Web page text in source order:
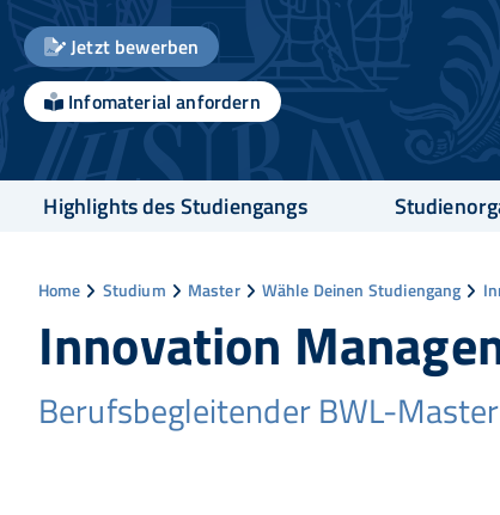
Jetzt bewerben
Infomaterial anfordern
Highlights des Studiengangs
Home Studium Master Wähle Deinen Studiengang
Innovation
Berufsbegleitender BWL-